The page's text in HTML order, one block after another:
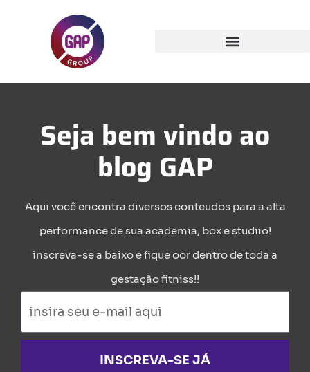
Seja bem vindo ao
blog GAP
Aqui você encontra diversos conteudos para a alta
performance de sua academia, box e studiio!
inscreva-se a baixo e fique oor dentro de toda a
gestação fitniss!!
INSCREVA-SE JÁ